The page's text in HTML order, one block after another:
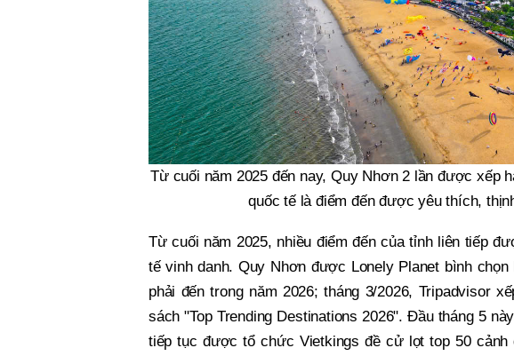
Từ cuối năm 2025 đến nay, Quy Nhơn 2 lần được xếp
quốc tế là điểm đến được yêu thích,
Từ cuối năm 2025, nhiều điểm đến của tỉnh liên tiếp
tế vinh danh. Quy Nhơn được Lonely Planet bình
phải đến trong năm 2026; tháng 3/2026, Tripadvisor
sách "Top Trending Destinations 2026". Đầu tháng 5
tiếp tục được tổ chức Vietkings đề cử lọt top 50 cảnh